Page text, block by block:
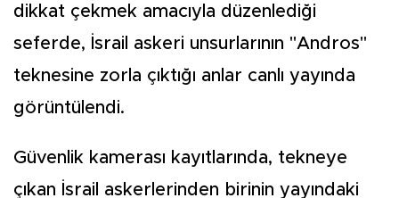
dikkat çekmek amacıyla düzenlediği
seferde, İsrail askeri unsurlarının "Andros"
teknesine zorla çıktığı anlar canlı yayında
görüntülendi.
Güvenlik kamerası kayıtlarında, tekneye
çıkan İsrail askerlerinden birinin yayındaki